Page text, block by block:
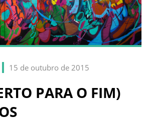
15 de outubro de 2015
PARA O FIM)